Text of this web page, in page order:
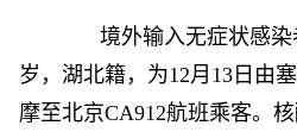
境外输入无症状感染
岁，湖北籍，为12月13日由
摩至北京CA912航班乘客。